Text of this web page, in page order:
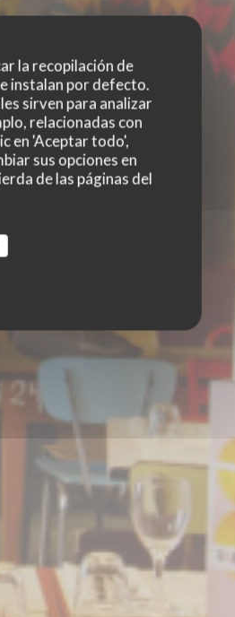
la recopilación de
instalan por defecto.
sirven para analizar
relacionadas con
en 'Aceptar todo',
sus opciones en
de las páginas del